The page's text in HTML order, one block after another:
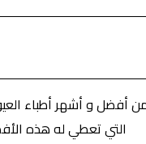
أفضل و أشهر أطباء
التي تعطي له هذه